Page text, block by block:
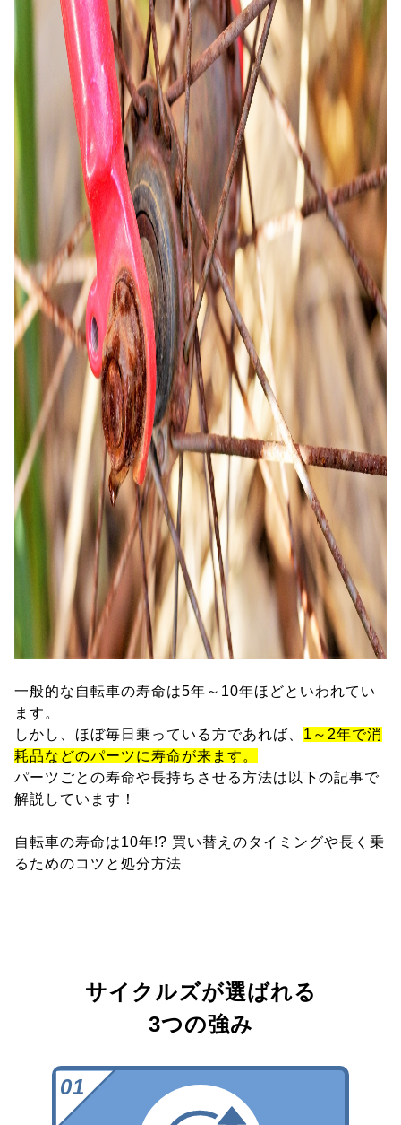
一般的な自転車の寿命は5年～10年ほどといわれてい
ます。
しかし、ほぼ毎日乗っている方であれば、 1～2年で消
耗品などのパーツに寿命が来ます。
パーツごとの寿命や長持ちさせる方法は以下の記事で
解説しています！
自転車の寿命は10年!? 買い替えのタイミングや長く乗
るためのコツと処分方法
サイクルズが選ばれる
3つの強み